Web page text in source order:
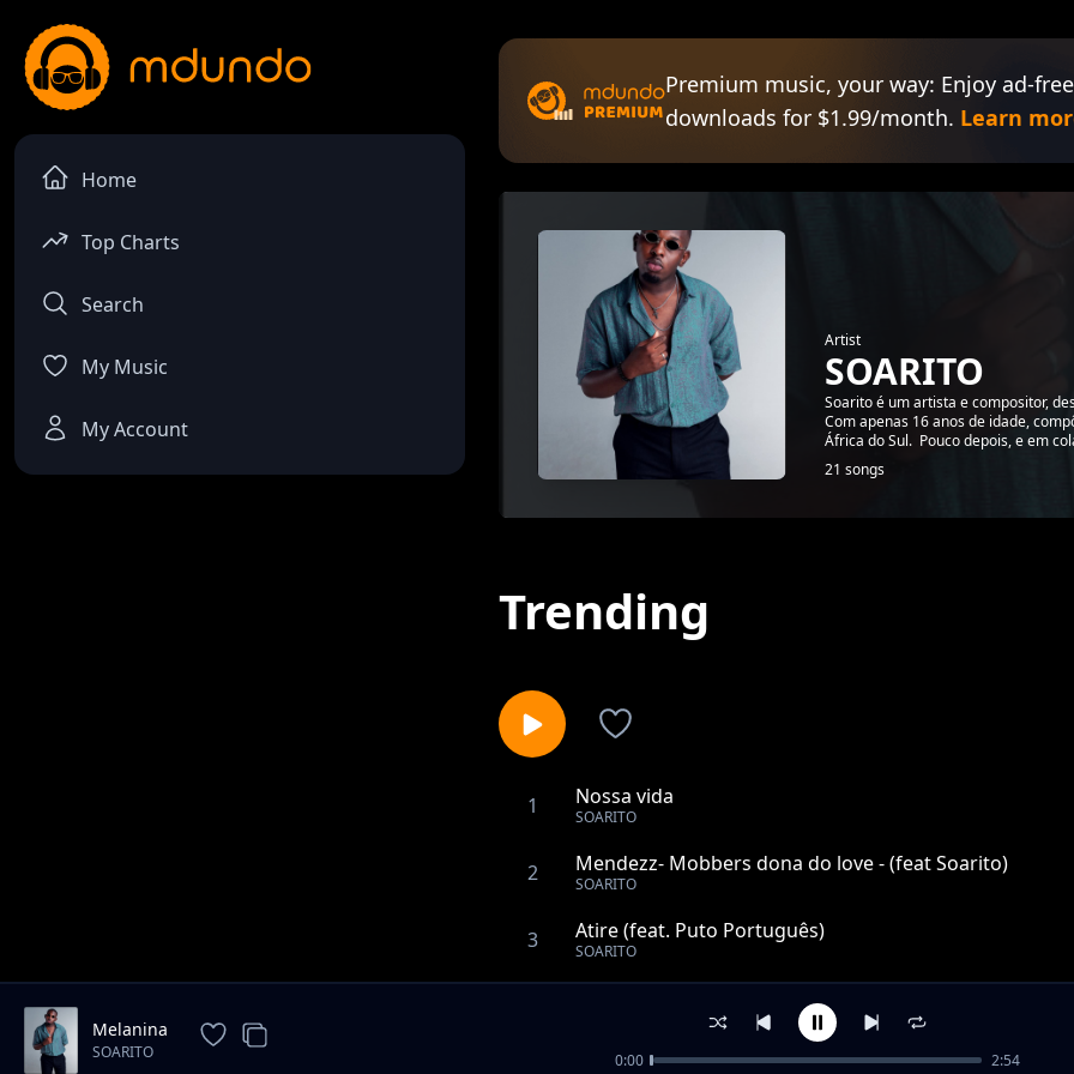
Home
Top Charts
Search
My Music
My Account
Premium music, your way: Enjoy ad-
downloads for $1.99/month. Learn
Artist
SOARITO
Soarito é um artista e compositor,
Com apenas 16 anos de idade,
África do Sul. Pouco depois, e em
21 songs
Trending
1 Nossa vida
SOARITO
2 Mendezz- Mobbers dona do love - (feat Soarito)
SOARITO
3 Atire (feat. Puto Português)
SOARITO
Dono (part. Black spygo)
Melanina
SOARITO 0:00 2:54